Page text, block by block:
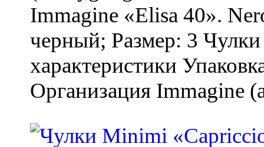
Immagine «Elisa 40».
черный; Размер: 3
характеристики
Организация Immagine